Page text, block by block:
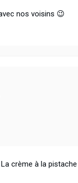
nos voisins 😉
crème à la